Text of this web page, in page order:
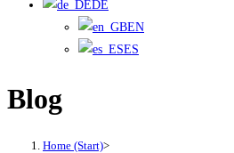
DE
EN
ES
Blog
Home (Start)>